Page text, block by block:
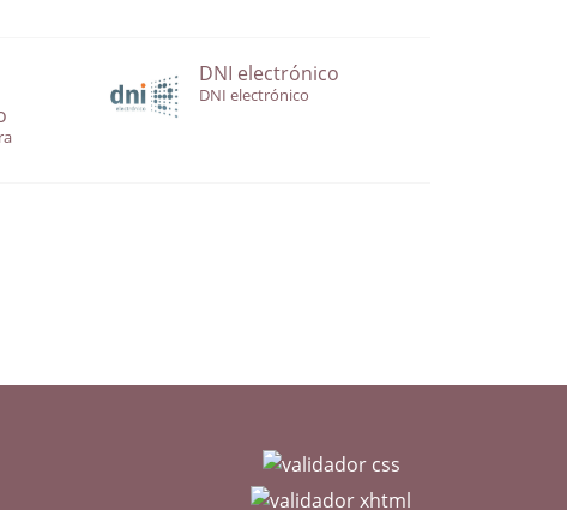
DNI electrónico
DNI electrónico